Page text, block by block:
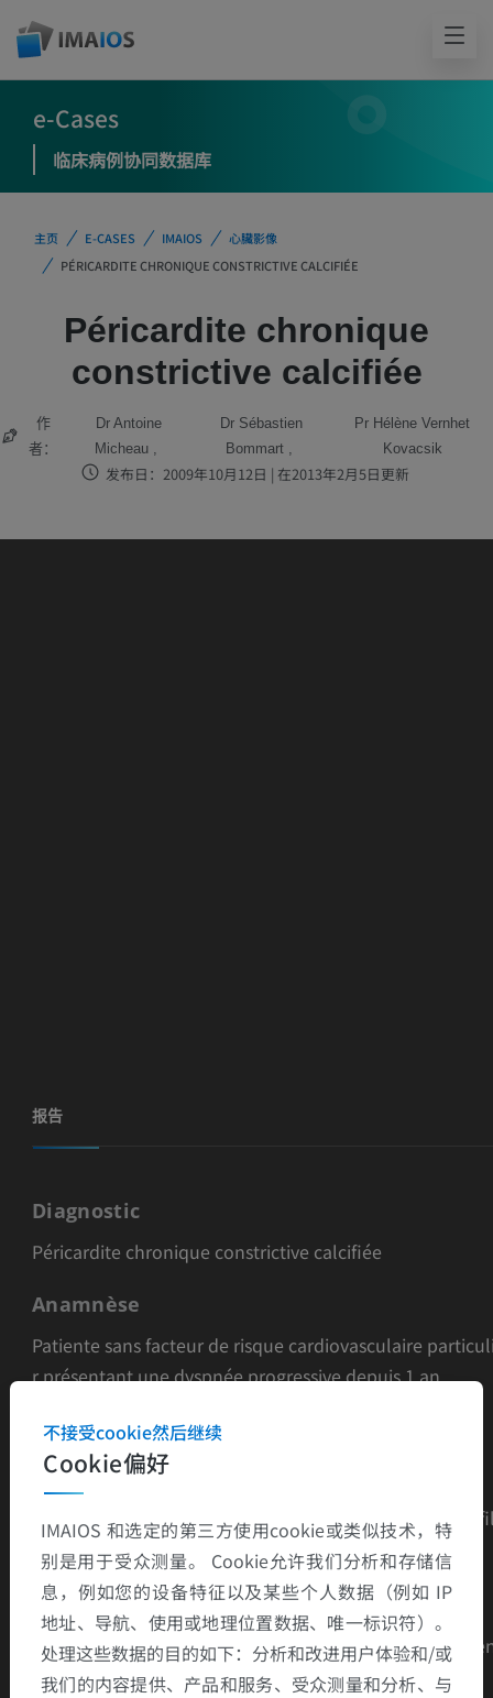
e-Cases
临床病例协同数据库
主页 E-CASES IMAIOS
心臟影像
PÉRICARDITE CHRONIQUE CONSTRICTIVE CALCIFIÉE
Péricardite chronique
constrictive calcifiée
作
者：
Dr Antoine
Micheau
Dr Sébastien
Bommart
Pr Hélène Vernhet
Kovacsik
发布日：2009年10月12日 | 在2013年2月5日更新
报告
Diagnostic
Péricardite chronique constrictive calcifiée
Anamnèse
Patiente sans facteur de risque cardiovasculaire
r présentant une dyspnée progressive depuis 1 an.
Oedème des membres inférieurs.
Résultats
Dilatation bi-atriale et ventricules droits et gauches
s.
Calcifications et épaississement péricardiques.
Septum paradoxal majoré à l'inspiration sur les
es inspiration-expiration en temps réel.
Cookie偏好
不接受cookie然后继续
IMAIOS 和选定的第三方使用cookie或类似技术，特
别是用于受众测量。 Cookie允许我们分析和存储信
息，例如您的设备特征以及某些个人数据（例如 IP
地址、导航、使用或地理位置数据、唯一标识符）。
处理这些数据的目的如下：分析和改进用户体验和/或
我们的内容提供、产品和服务、受众测量和分析、与